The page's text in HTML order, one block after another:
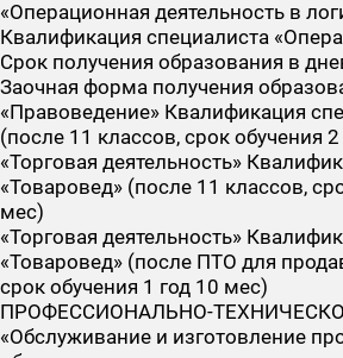
«Операционная деятельность в
Квалификация специалиста
Срок получения образования в
Заочная форма получения
«Правоведение» Квалификация
(после 11 классов, срок обучения
«Торговая деятельность»
«Товаровед» (после 11 классов,
мес)
«Торговая деятельность»
«Товаровед» (после ПТО для
срок обучения 1 год 10 мес)
ПРОФЕССИОНАЛЬНО-
«Обслуживание и изготовление